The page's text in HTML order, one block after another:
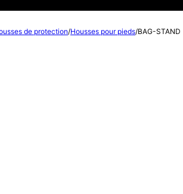
de protection/Housses pour pieds/BAG-STAND